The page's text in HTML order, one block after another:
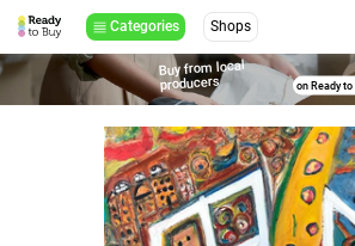
Categories Shops
Buy from local
producers on Ready to